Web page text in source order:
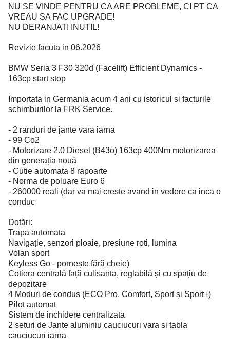
NU SE VINDE PENTRU CA ARE PROBLEME, CI PT CA
VREAU SA FAC UPGRADE!
NU DERANJATI INUTIL!
Revizie facuta in 06.2026
BMW Seria 3 F30 320d (Facelift) Efficient Dynamics -
163cp start stop
Importata in Germania acum 4 ani cu istoricul si facturile
schimburilor la FRK Service.
- 2 randuri de jante vara iarna
- 99 Co2
- Motorizare 2.0 Diesel (B43o) 163cp 400Nm motorizarea
din generația nouă
- Cutie automata 8 rapoarte
- Norma de poluare Euro 6
- 260000 reali (dar va mai creste avand in vedere ca inca o
conduc
Dotări:
Trapa automata
Navigație, senzori ploaie, presiune roti, lumina
Volan sport
Keyless Go - pornește fără cheie)
Cotiera centrală față culisanta, reglabilă și cu spațiu de
depozitare
4 Moduri de condus (ECO Pro, Comfort, Sport și Sport+)
Pilot automat
Sistem de inchidere centralizata
2 seturi de Jante aluminiu cauciucuri vara si tabla
cauciucuri iarna